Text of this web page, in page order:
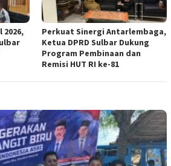
Perkuat Sinergi Antarlembaga,
Ketua DPRD Sulbar Dukung
Program Pembinaan dan
Remisi HUT RI ke-81